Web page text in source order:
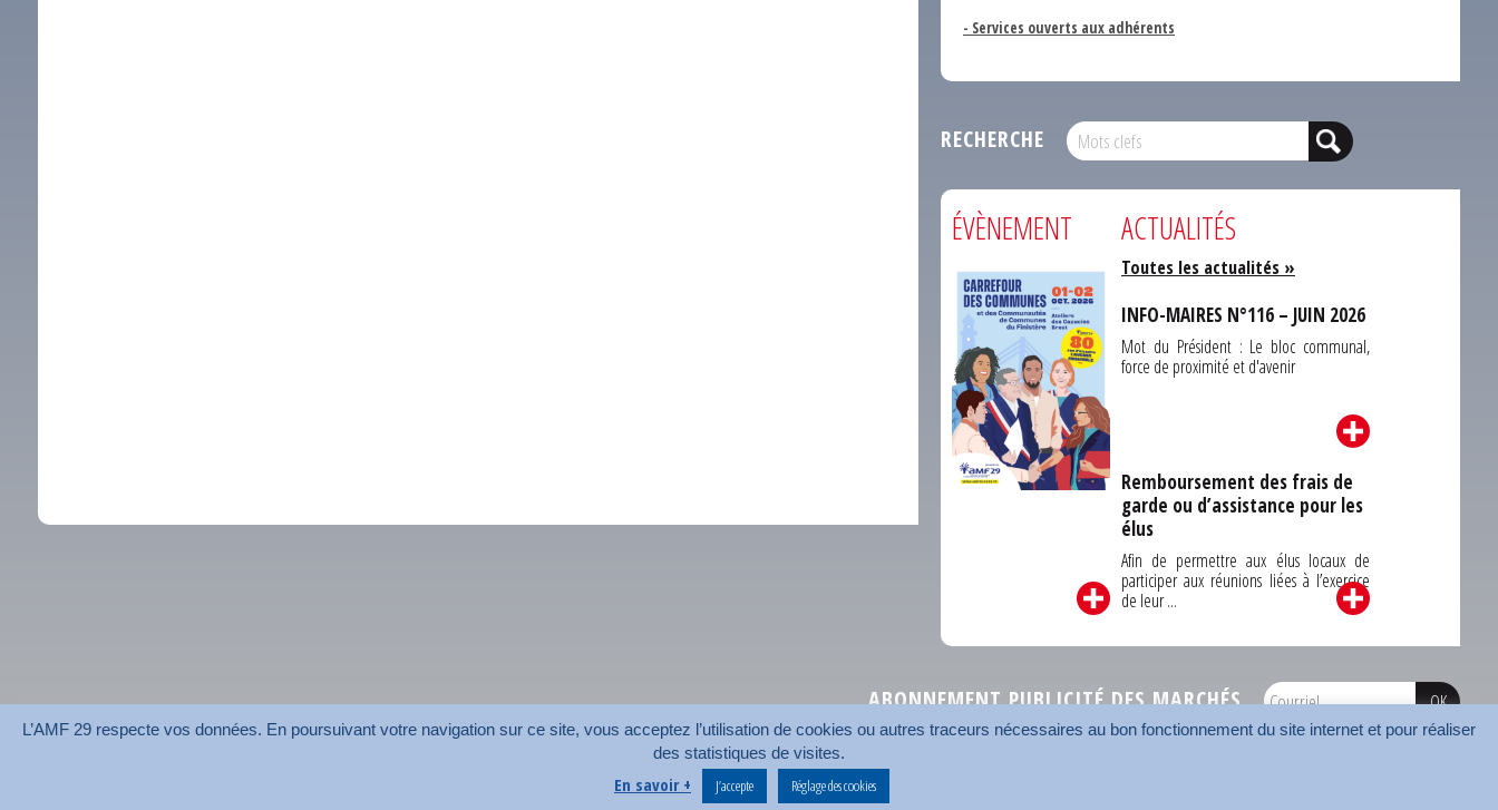
- Services ouverts aux adhérents
RECHERCHE
ÉVÈNEMENT ACTUALITÉS
Toutes les actualités »
INFO-MAIRES N°116 – JUIN 2026
Mot du Président : Le bloc communal,
force de proximité et d'avenir
Remboursement des frais de
garde ou d’assistance pour les
élus
Afin de permettre aux élus locaux de
participer aux réunions liées à l’exercice
de leur ...
ABONNEMENT PUBLICITÉ DES MARCHÉS
Plan du site
L’AMF 29 respecte vos données. En poursuivant votre navigation sur ce site, vous acceptez l’utilisation de cookies ou autres traceurs nécessaires au bon fonctionnement du site internet et pour réaliser
des statistiques de visites.
En savoir + J’accepte Réglage des cookies